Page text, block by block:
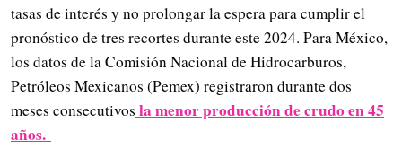
tasas de interés y no prolongar la espera para cumplir el
pronóstico de tres recortes durante este 2024. Para México,
los datos de la Comisión Nacional de Hidrocarburos,
Petróleos Mexicanos (Pemex) registraron durante dos
meses consecutivos la menor producción de crudo en 45
años.